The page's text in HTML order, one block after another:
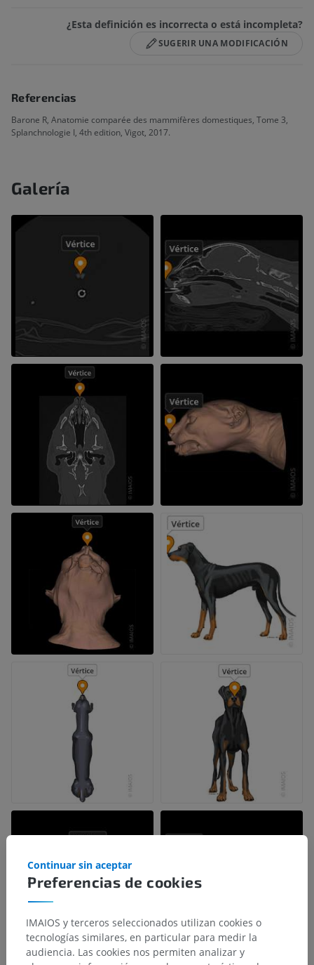
¿Esta definición es incorrecta o está incompleta?
SUGERIR UNA MODIFICACIÓN
Referencias
Barone R, Anatomie comparée des mammifères domestiques, Tome 3,
Splanchnologie I, 4th edition, Vigot, 2017.
Galería
Preferencias de cookies
Continuar sin aceptar
IMAIOS y terceros seleccionados utilizan cookies o
tecnologías similares, en particular para medir la
audiencia. Las cookies nos permiten analizar y